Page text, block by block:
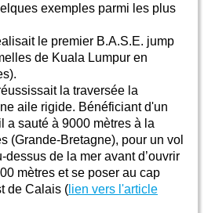
exemples parmi les plus
le premier B.A.S.E. jump
de Kuala Lumpur en
la traversée la
aile rigide. Bénéficiant d'un
a sauté à 9000 mètres à la
(Grande-Bretagne), pour un vol
dessus de la mer avant d’ouvrir
mètres et se poser au cap
de Calais ( lien vers l'article